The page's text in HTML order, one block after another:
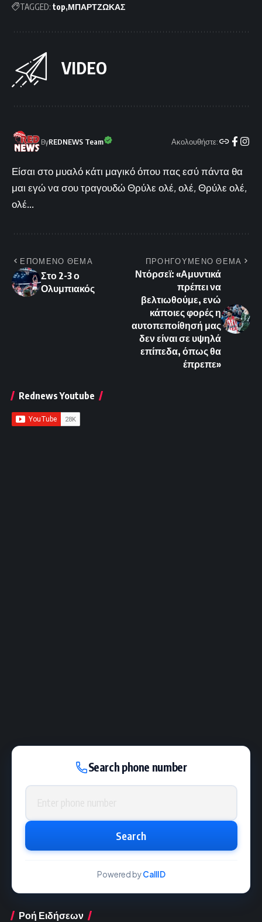
TAGGED: top ΜΠΑΡΤΖΩΚΑΣ
VIDEO
ByREDNEWS Team Ακολουθήστε:
Είσαι στο μυαλό κάτι μαγικό όπου πας εσύ πάντα θα
μαι εγώ να σου τραγουδώ Θρύλε ολέ, ολέ, Θρύλε ολέ,
ολέ...
ΕΠΟΜΕΝΟ ΘΕΜΑ
Στο 2-3 ο
Ολυμπιακός
ΠΡΟΗΓΟΥΜΕΝΟ ΘΕΜΑ
Ντόρσεϊ: «Αμυντικά
πρέπει να
βελτιωθούμε, ενώ
κάποιες φορές η
αυτοπεποίθησή μας
δεν είναι σε υψηλά
επίπεδα, όπως θα
έπρεπε»
Rednews Youtube
Search phone number
Phone number
Search
Powered byCallID
Ροή Ειδήσεων